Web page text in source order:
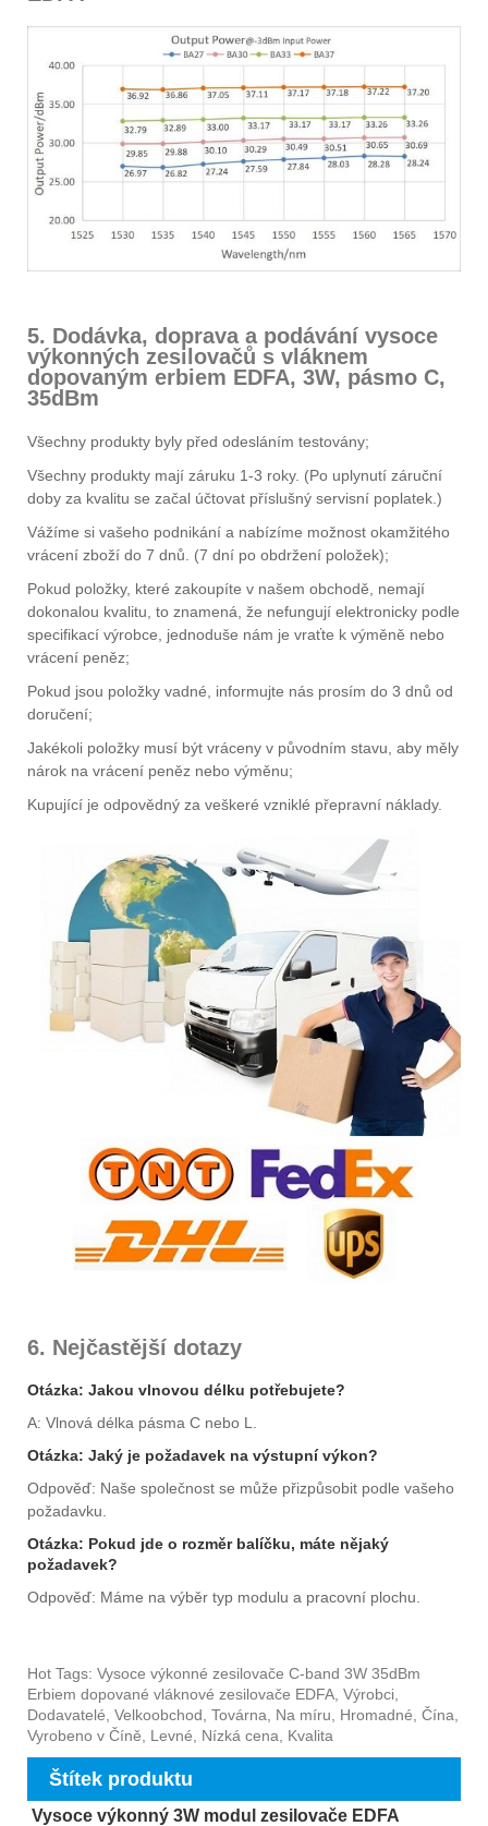
5. Dodávka, doprava a podávání vysoce
výkonných zesilovačů s vláknem
dopovaným erbiem EDFA, 3W, pásmo C,
35dBm
Všechny produkty byly před odesláním testovány;
Všechny produkty mají záruku 1-3 roky. (Po uplynutí záruční
doby za kvalitu se začal účtovat příslušný servisní poplatek.)
Vážíme si vašeho podnikání a nabízíme možnost okamžitého
vrácení zboží do 7 dnů. (7 dní po obdržení položek);
Pokud položky, které zakoupíte v našem obchodě, nemají
dokonalou kvalitu, to znamená, že nefungují elektronicky podle
specifikací výrobce, jednoduše nám je vraťte k výměně nebo
vrácení peněz;
Pokud jsou položky vadné, informujte nás prosím do 3 dnů od
doručení;
Jakékoli položky musí být vráceny v původním stavu, aby měly
nárok na vrácení peněz nebo výměnu;
Kupující je odpovědný za veškeré vzniklé přepravní náklady.
6. Nejčastější dotazy
Otázka: Jakou vlnovou délku potřebujete?
A: Vlnová délka pásma C nebo L.
Otázka: Jaký je požadavek na výstupní výkon?
Odpověď: Naše společnost se může přizpůsobit podle vašeho
požadavku.
Otázka: Pokud jde o rozměr balíčku, máte nějaký
požadavek?
Odpověď: Máme na výběr typ modulu a pracovní plochu.
Hot Tags: Vysoce výkonné zesilovače C-band 3W 35dBm
Erbiem dopované vláknové zesilovače EDFA, Výrobci,
Dodavatelé, Velkoobchod, Továrna, Na míru, Hromadné, Čína,
Vyrobeno v Číně, Levné, Nízká cena, Kvalita
Štítek produktu
Vysoce výkonný 3W modul zesilovače EDFA